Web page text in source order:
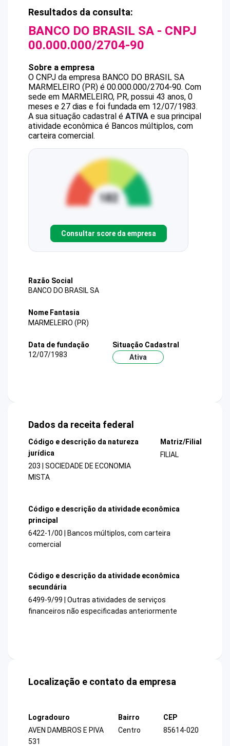
Resultados da consulta:
BANCO DO BRASIL SA - CNPJ
00.000.000/2704-90
Sobre a empresa
O CNPJ da empresa BANCO DO BRASIL SA
MARMELEIRO (PR) é 00.000.000/2704-90. Com
sede em MARMELEIRO, PR, possui 43 anos, 0
meses e 27 dias e foi fundada em 12/07/1983.
A sua situação cadastral é ATIVA e sua principal
atividade econômica é Bancos múltiplos, com
carteira comercial.
Consultar score da empresa
Razão Social
BANCO DO BRASIL SA
Nome Fantasia
MARMELEIRO (PR)
Data de fundação
12/07/1983
Situação Cadastral
Ativa
Dados da receita federal
Código e descrição da natureza
jurídica
203 | SOCIEDADE DE ECONOMIA
MISTA
Matriz/Filial
FILIAL
Código e descrição da atividade econômica
principal
6422-1/00 | Bancos múltiplos, com carteira
comercial
Código e descrição da atividade econômica
secundária
6499-9/99 | Outras atividades de serviços
financeiros não especificadas anteriormente
Localização e contato da empresa
Logradouro
AVEN DAMBROS E PIVA
531
Bairro
Centro
CEP
85614-020